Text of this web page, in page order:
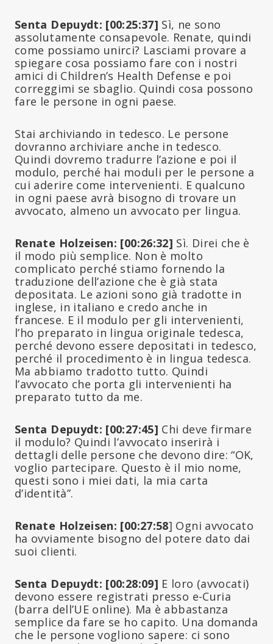
Senta Depuydt: [00:25:37] Sì, ne sono
assolutamente consapevole. Renate, quindi
come possiamo unirci? Lasciami provare a
spiegare cosa possiamo fare con i nostri
amici di Children’s Health Defense e poi
correggimi se sbaglio. Quindi cosa possono
fare le persone in ogni paese.
Stai archiviando in tedesco. Le persone
dovranno archiviare anche in tedesco.
Quindi dovremo tradurre l’azione e poi il
modulo, perché hai moduli per le persone a
cui aderire come intervenienti. E qualcuno
in ogni paese avrà bisogno di trovare un
avvocato, almeno un avvocato per lingua.
Renate Holzeisen: [00:26:32] Sì. Direi che è
il modo più semplice. Non è molto
complicato perché stiamo fornendo la
traduzione dell’azione che è già stata
depositata. Le azioni sono già tradotte in
inglese, in italiano e credo anche in
francese. E il modulo per gli intervenienti,
l’ho preparato in lingua originale tedesca,
perché devono essere depositati in tedesco,
perché il procedimento è in lingua tedesca.
Ma abbiamo tradotto tutto. Quindi
l’avvocato che porta gli intervenienti ha
preparato tutto da me.
Senta Depuydt: [00:27:45] Chi deve firmare
il modulo? Quindi l’avvocato inserirà i
dettagli delle persone che devono dire: “OK,
voglio partecipare. Questo è il mio nome,
questi sono i miei dati, la mia carta
d’identità”.
Renate Holzeisen: [00:27:58] Ogni avvocato
ha ovviamente bisogno del potere dato dai
suoi clienti.
Senta Depuydt: [00:28:09] E loro (avvocati)
devono essere registrati presso e-Curia
(barra dell’UE online). Ma è abbastanza
semplice da fare se ho capito. Una domanda
che le persone vogliono sapere: ci sono